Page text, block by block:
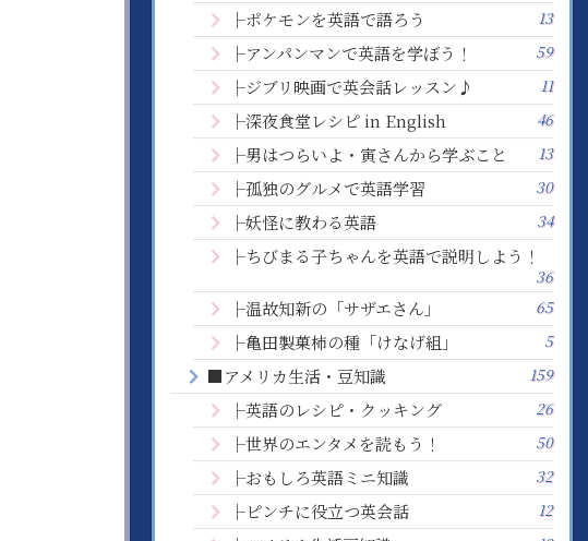
├ポケモンを英語で語ろう 13
├アンパンマンで英語を学ぼう！ 59
├ジブリ映画で英会話レッスン♪ 11
├深夜食堂レシピ in English 46
├男はつらいよ・寅さんから学ぶこと 13
├孤独のグルメで英語学習 30
├妖怪に教わる英語 34
├ちびまる子ちゃんを英語で説明しよう！
36
├温故知新の「サザエさん」 65
├亀田製菓柿の種「けなげ組」 5
■アメリカ生活・豆知識 159
├英語のレシピ・クッキング 26
├世界のエンタメを読もう！ 50
├おもしろ英語ミニ知識 32
├ピンチに役立つ英会話 12